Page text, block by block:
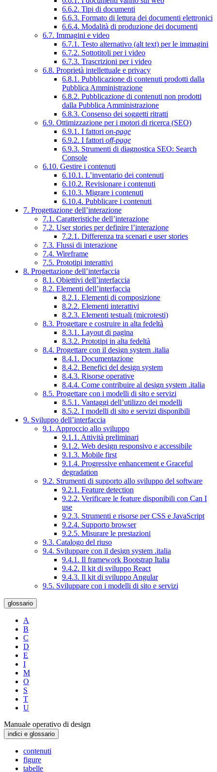
6.6.2. Tipi di documenti
6.6.3. Formato di lettura dei documenti elettronici
6.6.4. Modalità di produzione dei documenti
6.7. Immagini e video
6.7.1. Testo alternativo (alt text) per le immagini
6.7.2. Sottotitoli per i video
6.7.3. Trascrizioni per i video
6.8. Proprietà intellettuale e privacy
6.8.1. Pubblicazione di contenuti prodotti dalla
Pubblica Amministrazione
6.8.2. Pubblicazione di contenuti non prodotti
dalla Pubblica Amministrazione
6.8.3. Consenso dei soggetti ritratti
6.9. Ottimizzazione per i motori di ricerca (SEO)
6.9.1. I fattori on-page
6.9.2. I fattori off-page
6.9.3. Strumenti di diagnostica SEO: Search
Console
6.10. Gestire i contenuti
6.10.1. L’inventario dei contenuti
6.10.2. Revisionare i contenuti
6.10.3. Migrare i contenuti
6.10.4. Pubblicare i contenuti
7. Progettazione dell’interazione
7.1. Caratteristiche dell’interazione
7.2. User stories per definire l’interazione
7.2.1. Differenza tra scenari e user stories
7.3. Flussi di interazione
7.4. Wireframe
7.5. Prototipi interattivi
8. Progettazione dell’interfaccia
8.1. Obiettivi dell’interfaccia
8.2. Elementi dell’interfaccia
8.2.1. Elementi di composizione
8.2.2. Elementi interattivi
8.2.3. Elementi testuali (microtesti)
8.3. Progettare e costruire in alta fedeltà
8.3.1. Layout di pagina
8.3.2. Prototipi in alta fedeltà
8.4. Progettare con il design system .italia
8.4.1. Documentazione
8.4.2. Benefici del design system
8.4.3. Risorse operative
8.4.4. Come contribuire al design system .italia
8.5. Progettare con i modelli di sito e servizi
8.5.1. Vantaggi dell’utilizzo dei modelli
8.5.2. I modelli di sito e servizi disponibili
9. Sviluppo dell’interfaccia
9.1. Approccio allo sviluppo
9.1.1. Attività preliminari
9.1.2. Web design responsivo e accessibile
9.1.3. Mobile first
9.1.4. Progressive enhancement e Graceful
degradation
9.2. Strumenti di supporto allo sviluppo del software
9.2.1. Feature detection
9.2.2. Verificare le feature disponibili con Can I
use
9.2.3. Strumenti e risorse per CSS e JavaScript
9.2.4. Supporto browser
9.2.5. Misurare le prestazioni
9.3. Catalogo del riuso
9.4. Sviluppare con il design system .italia
9.4.1. Il framework Bootstrap Italia
9.4.2. Il kit di sviluppo React
9.4.3. Il kit di sviluppo Angular
9.5. Sviluppare con i modelli di sito e servizi
glossario
A
B
C
D
E
I
M
O
S
T
U
Manuale operativo di design
indici e glossario
contenuti
figure
tabelle